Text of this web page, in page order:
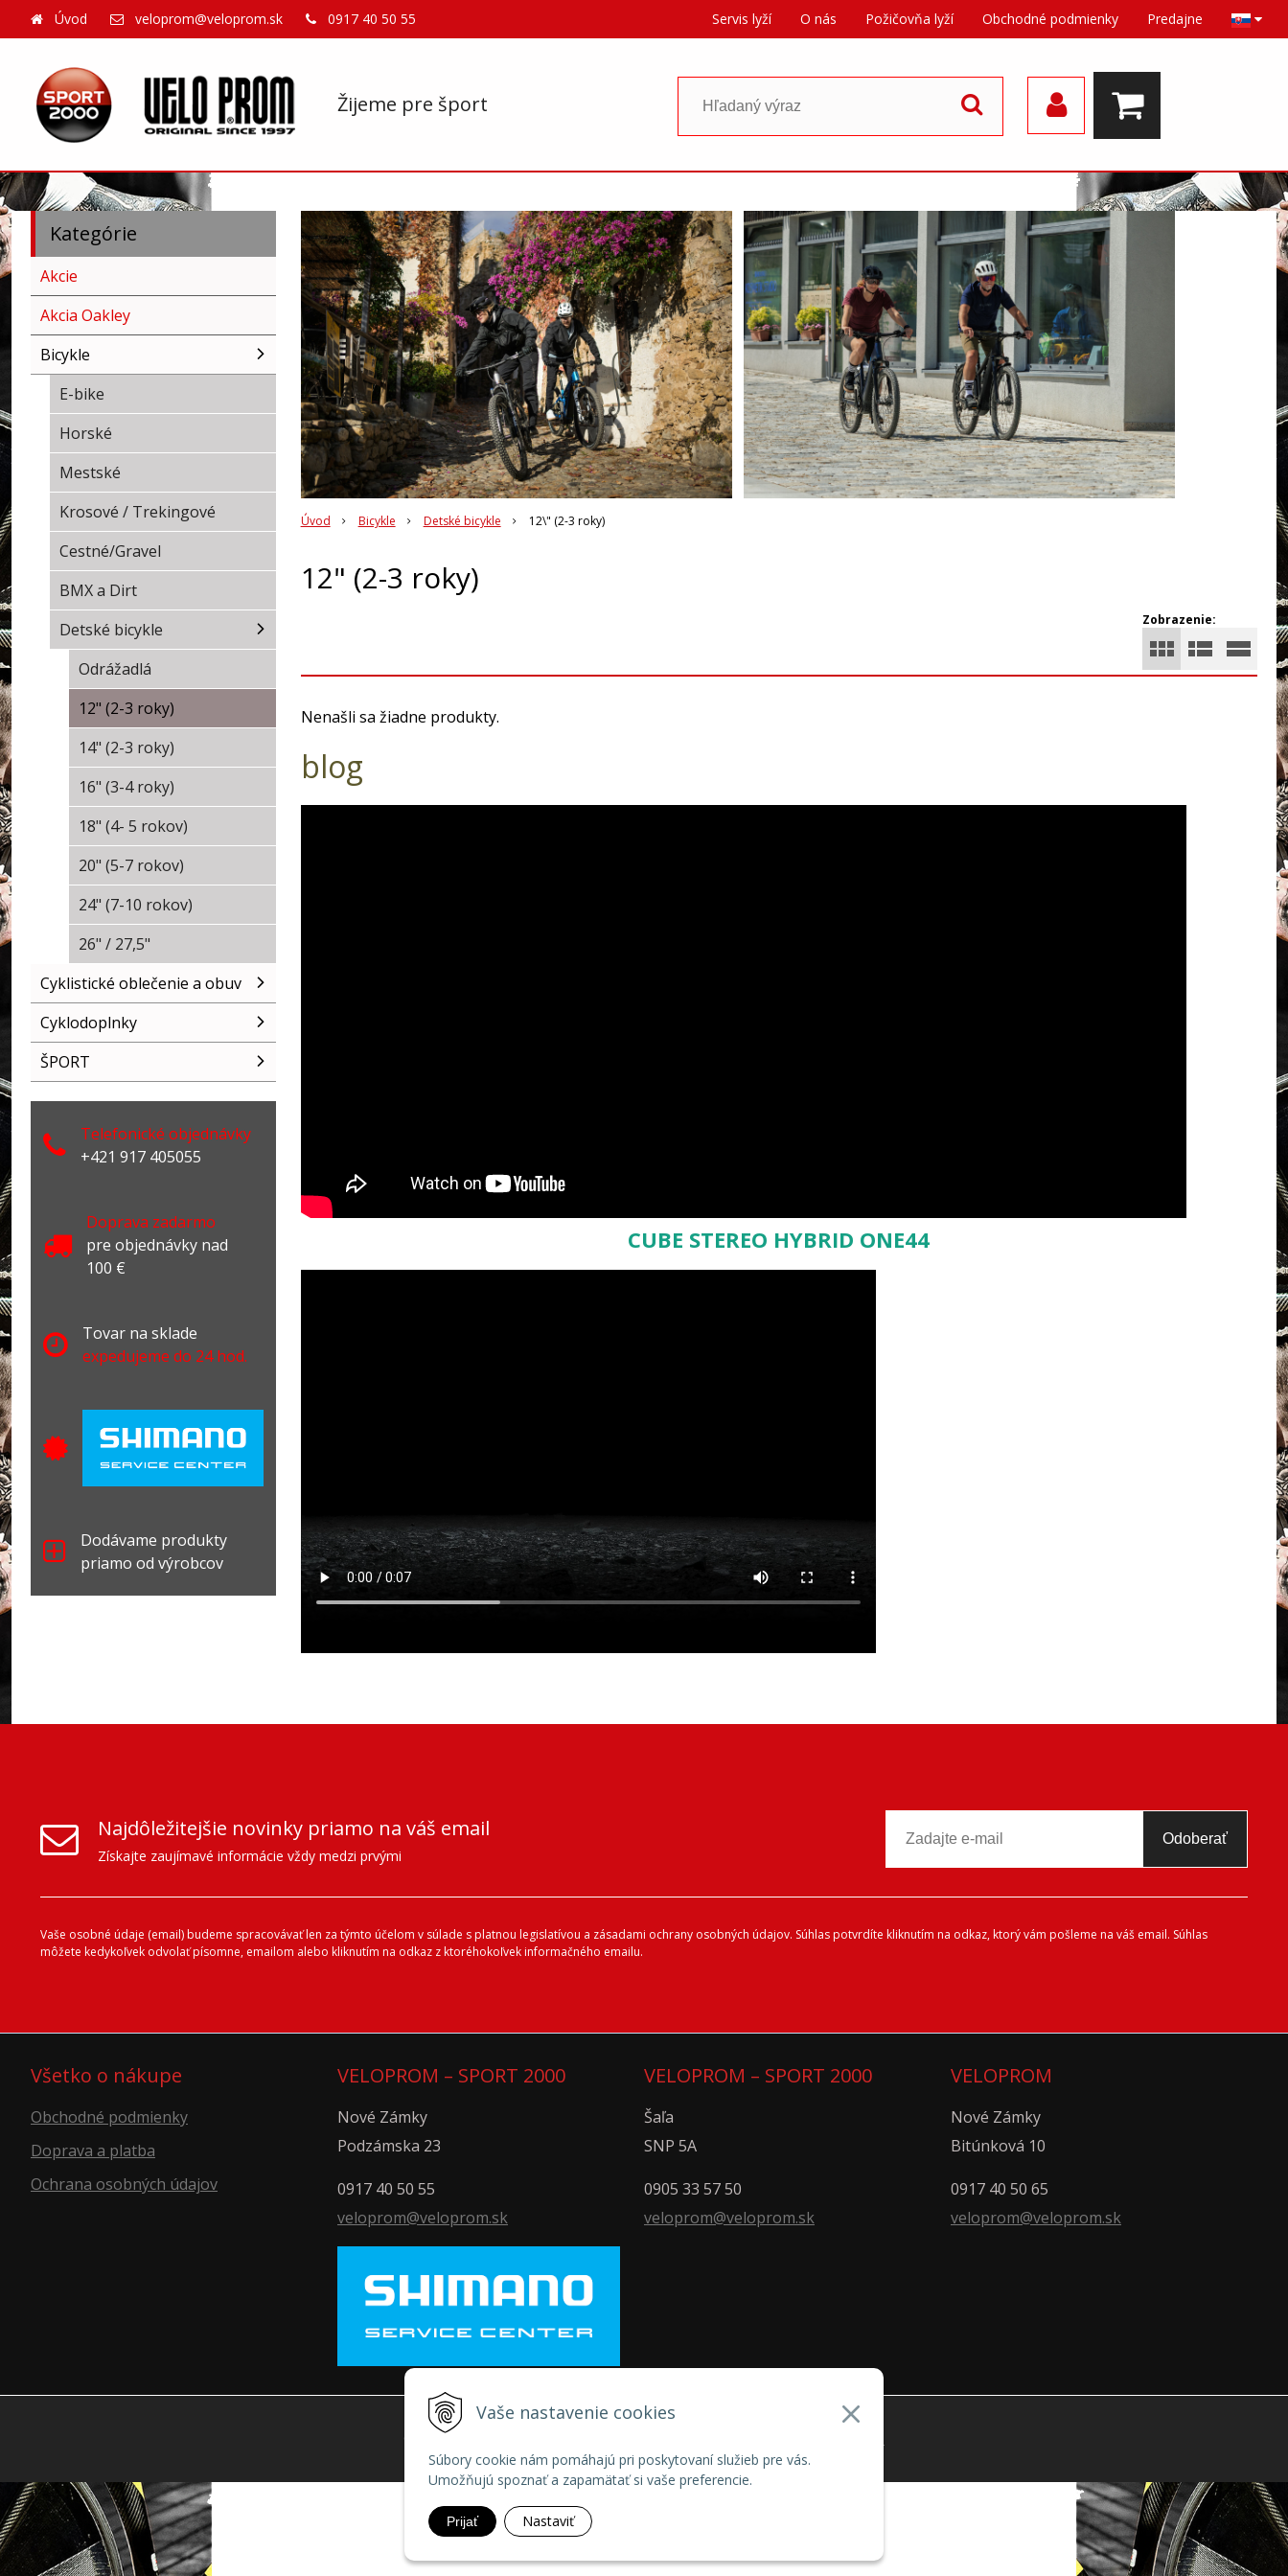
Vaše nastavenie cookies
Súbory cookie nám pomáhajú pri poskytovaní služieb pre vás.
Umožňujú spoznať a zapamätať si vaše preferencie.
Prijať Nastaviť
Žijeme pre šport
Úvod veloprom@veloprom.sk 0917 40 50 55 Servis lyží O nás Požičovňa lyží Obchodné podmienky Predajne
Úvod Bicykle Detské bicykle 12\" (2-3 roky)
12" (2-3 roky)
Zobrazenie:
Nenašli sa žiadne produkty.
blog
CUBE STEREO HYBRID ONE44
Kategórie
Akcie
Akcia Oakley
Bicykle
E-bike
Horské
Mestské
Krosové / Trekingové
Cestné/Gravel
BMX a Dirt
Detské bicykle
Odrážadlá
12" (2-3 roky)
14" (2-3 roky)
16" (3-4 roky)
18" (4- 5 rokov)
20" (5-7 rokov)
24" (7-10 rokov)
26" / 27,5"
Cyklistické oblečenie a obuv
Cyklodoplnky
ŠPORT
Telefonické objednávky
+421 917 405055
Doprava zadarmo
pre objednávky nad
100 €
Tovar na sklade
expedujeme do 24 hod.
Dodávame produkty
priamo od výrobcov
Najdôležitejšie novinky priamo na váš email
Získajte zaujímavé informácie vždy medzi prvými
Odoberať
Vaše osobné údaje (email) budeme spracovávať len za týmto účelom v súlade s platnou legislatívou a zásadami ochrany osobných údajov. Súhlas potvrdíte kliknutím na odkaz, ktorý vám pošleme na váš email. Súhlas
môžete kedykoľvek odvolať písomne, emailom alebo kliknutím na odkaz z ktoréhokoľvek informačného emailu.
Všetko o nákupe
Obchodné podmienky
Doprava a platba
Ochrana osobných údajov
VELOPROM – SPORT 2000
Nové Zámky
Podzámska 23
0917 40 50 55
veloprom@veloprom.sk
VELOPROM – SPORT 2000
Šaľa
SNP 5A
0905 33 57 50
veloprom@veloprom.sk
VELOPROM
Nové Zámky
Bitúnková 10
0917 40 50 65
veloprom@veloprom.sk
© 2026 Veloprom •